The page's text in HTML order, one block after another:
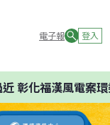
電子報 登入
彰化福漢風電案環